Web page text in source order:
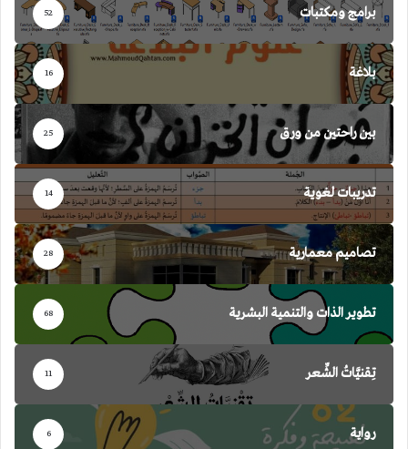
برامج ومكتبات 52
بلاغة 16
بين راحتين من ورق 25
تدريبات لغوية 14
تصاميم معمارية 28
تطوير الذات والتنمية البشرية 68
تِقنيَّاتُ الشِّعر 11
رواية 6